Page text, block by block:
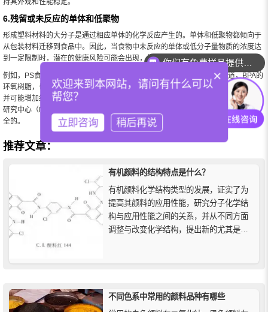
6.残留或未反应的单体和低聚物
形成塑料材料的大分子是通过相应单体的化学反应产生的。单体和低聚物都倾向于
从包装材料迁移到食品中。因此，当食物中未反应的单体或低分子量物质的浓度达
到一定限制时，潜在的健康风险可能会出现，并可能被人体吸收。
例如，PS食品包装中的残留苯乙烯会迁移，并可能导致健康问题。据报道，BPA的
环氧树脂，也称为双酚A二甘油酯醚(BADGE)，会在活组织中产生细胞毒性作用，
并可能增加细胞分裂的速度。然而，最近美国食品药品监督管理局（FDA）与毒理
研究中心（NCTR）合作的研究表明，在容器和其他食品包装材料中使用BPA是安
全的。
推荐文章：
有机颜料的结构特点是什么？
有机颜料化学结构类型的发展，证实了为
提高其颜料的应用性能，研究分子化学结
构与应用性能之间的关系，并从不同方面
调整与改变化学结构，提出新的尤其是含
不同色系中常用的颜料品种有哪些
你们有免费样品提供吗？
×
欢迎来到本网站，请问有什么可以
帮您？
立即咨询 稍后再说